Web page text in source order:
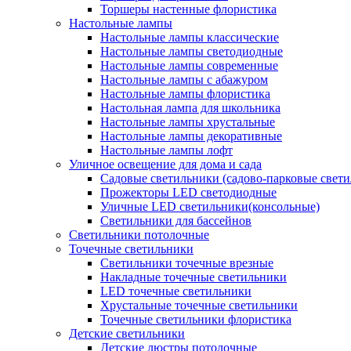
Торшеры настенные флористика
Настольные лампы
Настольные лампы классические
Настольные лампы светодиодные
Настольные лампы современные
Настольные лампы с абажуром
Настольные лампы флористика
Настольная лампа для школьника
Настольные лампы хрустальные
Настольные лампы декоративные
Настольные лампы лофт
Уличное освещение для дома и сада
Садовые светильники (садово-парковые
Прожекторы LED светодиодные
Уличные LED светильники(консольные)
Светильники для бассейнов
Светильники потолочные
Точечные светильники
Светильники точечные врезные
Накладные точечные светильники
LED точечные светильники
Хрустальные точечные светильники
Точечные светильники флористика
Детские светильники
Детские люстры потолочные